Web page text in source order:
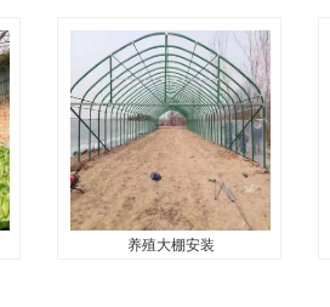
津晨金龙钢管有限公司是一家
集生产、销售、科技开发为一
体的大型企业，专注于现代化
农业装备设施，大棚管，连栋
温室，种植大棚管，农业大棚
管，椭圆大棚管，天津大棚管
厂家，...
养殖大棚安装